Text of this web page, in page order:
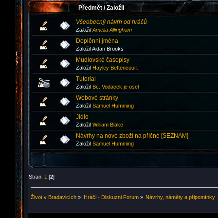
Předmět /Založil
Všeobecný návrh od hráčů
ZaložilAmelia Allingham
Doplěnní jména
Založil Aidan Brooks
Mudlovské časopisy
Založil Hayley Bettencourt
Tutorial
Založil Bc. Vodacek je osel
Webové stránky
Založil Samuel Humming
Jídlo
Založil William Blake
Návrhy na nové zboží na příčné [SEZNAM]
Založil Samuel Humming
Stran: 1 [2]
Život v Bradavicích » Hráči - Diskuzni Forum» Návrhy, náměty a připomínky